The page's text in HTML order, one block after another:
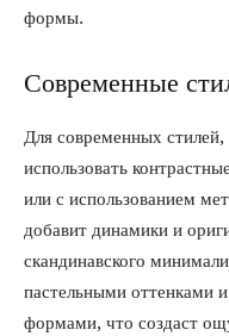
формы.
Современные
Для современных
использовать
или с использованием
добавит динамики и
скандинавского
пастельными оттенками
формами, что создаст